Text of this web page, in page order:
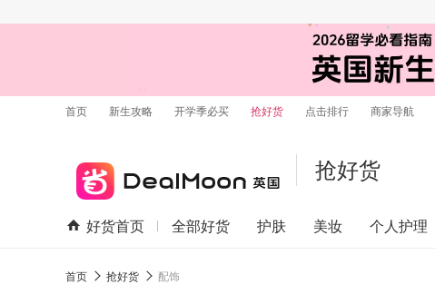
首页 新生攻略 开学季必买 抢好货 点击排行 商家导航
抢好货
好货首页 全部好货 护肤 美妆 个人护理
首页 抢好货 配饰